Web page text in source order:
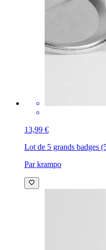
13,99 €
Lot de 5 grands badges
Par krampo